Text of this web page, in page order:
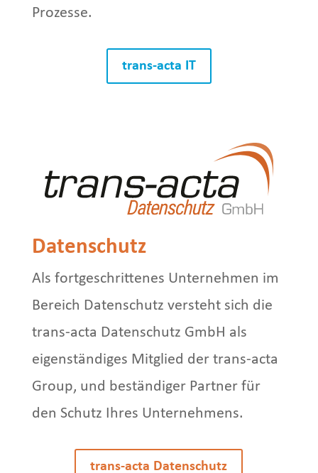
Prozesse.
trans-acta IT
Datenschutz
Als fortgeschrittenes Unternehmen im
Bereich Datenschutz versteht sich die
trans-acta Datenschutz GmbH als
eigen­ständiges Mitglied der trans-acta
Group, und beständiger Partner für
den Schutz Ihres Unternehmens.
trans-acta Datenschutz